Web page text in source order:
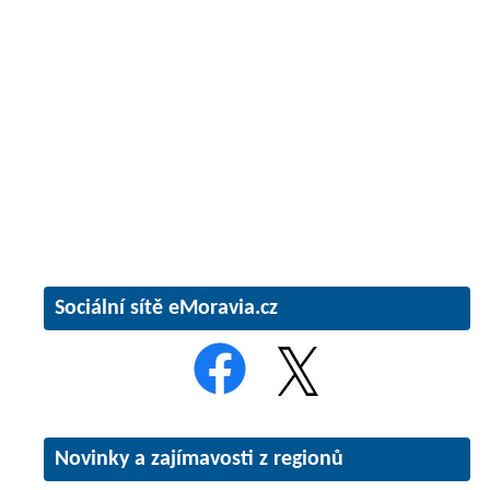
Sociální sítě eMoravia.cz
Novinky a zajímavosti z regionů